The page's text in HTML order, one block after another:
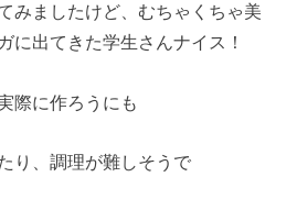
みましたけど、むちゃくちゃ美
に出てきた学生さんナイス！
際に作ろうにも
り、調理が難しそうで